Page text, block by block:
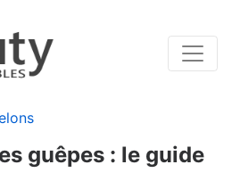
guêpes : le guide